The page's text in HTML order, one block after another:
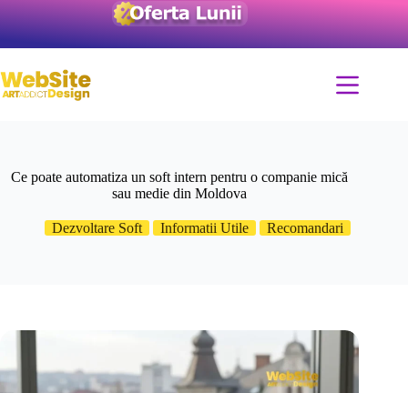
Ce poate automatiza un soft intern pentru o companie mică
sau medie din Moldova
Dezvoltare Soft Informatii Utile Recomandari